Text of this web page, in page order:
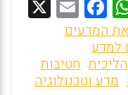
W
h
at
s
F
a
b
E
m
l
המדעים
למדע
חטיבות
מדע וטכנולוגיה